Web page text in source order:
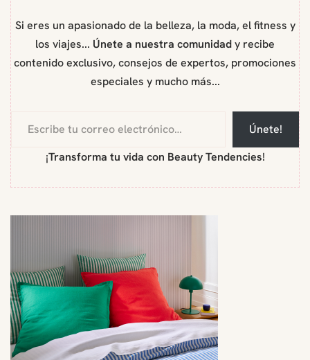
Si eres un apasionado de la belleza, la moda, el fitness y
los viajes... Únete a nuestra comunidady recibe
contenido exclusivo, consejos de expertos, promociones
especiales y mucho más...
Únete!
¡Transforma tu vida con Beauty Tendencies!